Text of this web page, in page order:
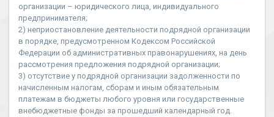
организации – юридического лица, индивидуального
предпринимателя;
2) неприостановление деятельности подрядной организации
в порядке, предусмотренном Кодексом Российской
Федерации об административных правонарушениях, на день
рассмотрения предложения подрядной организации;
3) отсутствие у подрядной организации задолженности по
начисленным налогам, сборам и иным обязательным
платежам в бюджеты любого уровня или государственные
внебюджетные фонды за прошедший календарный год.